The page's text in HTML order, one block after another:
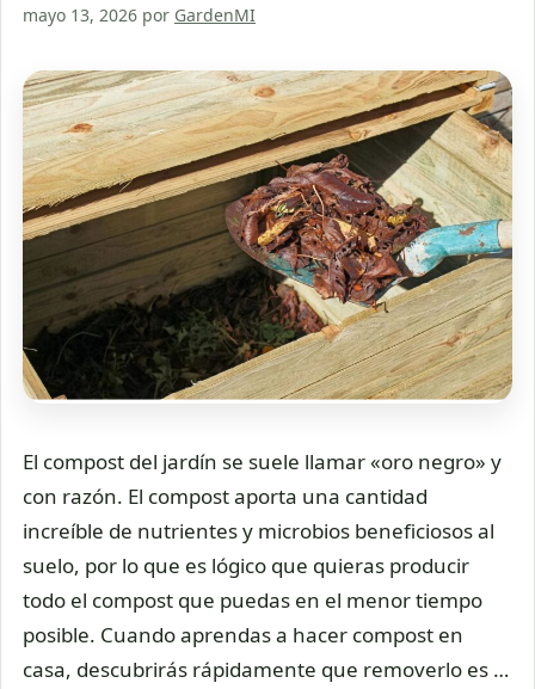
mayo 13, 2026 por GardenMI
El compost del jardín se suele llamar «oro negro» y
con razón. El compost aporta una cantidad
increíble de nutrientes y microbios beneficiosos al
suelo, por lo que es lógico que quieras producir
todo el compost que puedas en el menor tiempo
posible. Cuando aprendas a hacer compost en
casa, descubrirás rápidamente que removerlo es …